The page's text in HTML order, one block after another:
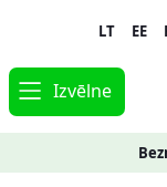
navigation
content
LT EE
Izvēlne